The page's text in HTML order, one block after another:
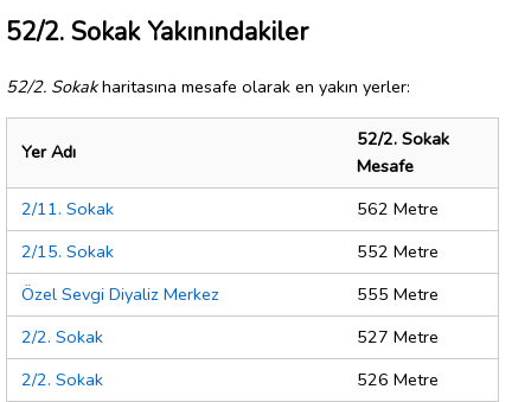
52/2. Sokak Yakınındakiler
52/2. Sokakharitasına mesafe olarak en yakın yerler:
Yer Adı
52/2. Sokak
Mesafe
2/11. Sokak
562 Metre
2/15. Sokak
552 Metre
Özel Sevgi Diyaliz Merkez
555 Metre
2/2. Sokak
527 Metre
2/2. Sokak
526 Metre